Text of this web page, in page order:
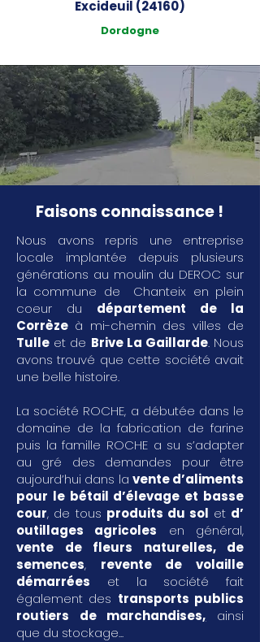
Excideuil (24160)
Dordogne
Faisons connaissance !
Nous avons repris une entreprise
locale implantée depuis plusieurs
générations au moulin du DEROC sur
la commune de Chanteix en plein
coeur du département de la
Corrèze à mi-chemin des villes de
Tulle et de Brive La Gaillarde. Nous
avons trouvé que cette société avait
une belle histoire.
La société ROCHE, a débutée dans le
domaine de la fabrication de farine
puis la famille ROCHE a su s’adapter
au gré des demandes pour être
aujourd’hui dans la vente d’aliments
pour le bétail d’élevage et basse
cour, de tous produits du sol et d’
outillages agricoles en général,
vente de fleurs naturelles, de
semences, revente de volaille
démarrées et la société fait
également des transports publics
routiers de marchandises, ainsi
que du stockage...